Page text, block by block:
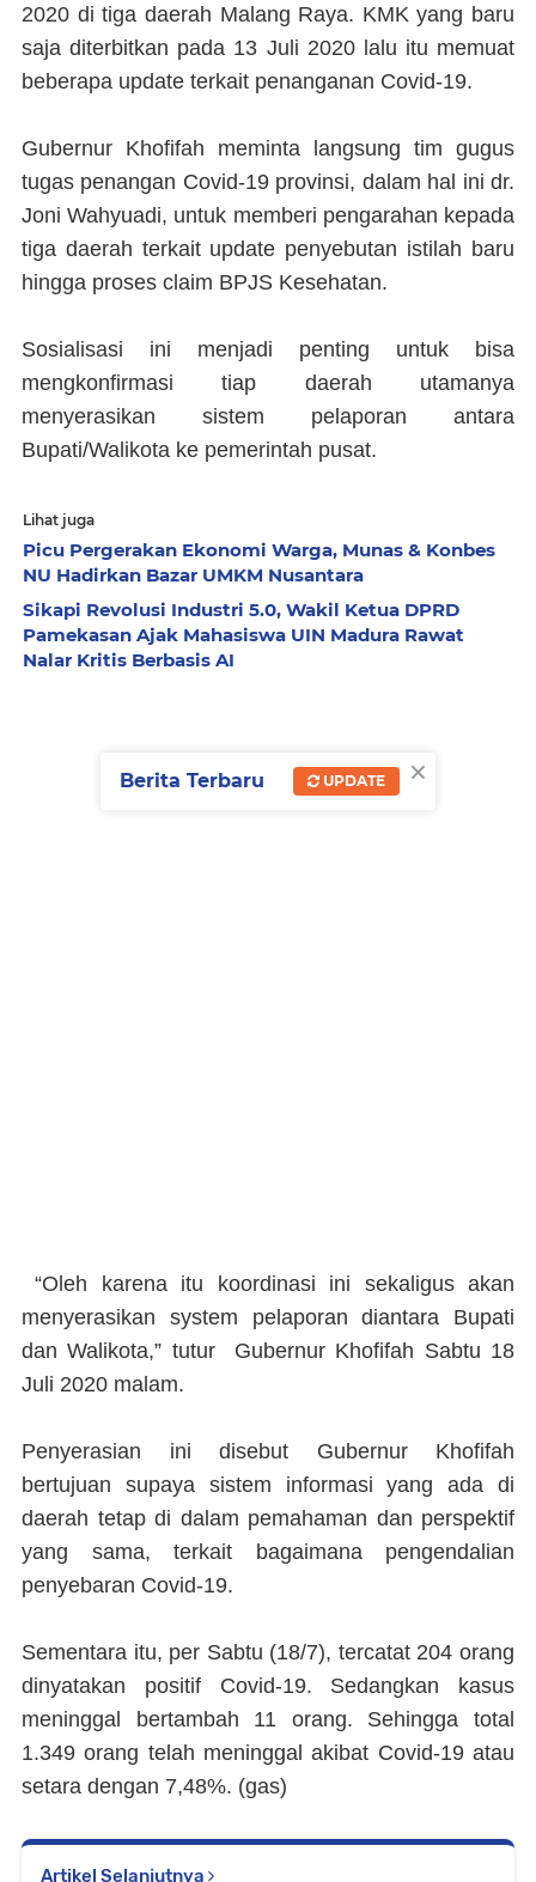
2020 di tiga daerah Malang Raya. KMK yang baru
saja diterbitkan pada 13 Juli 2020 lalu itu memuat
beberapa update terkait penanganan Covid-19.
Gubernur Khofifah meminta langsung tim gugus
tugas penangan Covid-19 provinsi, dalam hal ini dr.
Joni Wahyuadi, untuk memberi pengarahan kepada
tiga daerah terkait update penyebutan istilah baru
hingga proses claim BPJS Kesehatan.
Sosialisasi ini menjadi penting untuk bisa
mengkonfirmasi tiap daerah utamanya
menyerasikan sistem pelaporan antara
Bupati/Walikota ke pemerintah pusat.
Lihat juga
Picu Pergerakan Ekonomi Warga, Munas & Konbes
NU Hadirkan Bazar UMKM Nusantara
Sikapi Revolusi Industri 5.0, Wakil Ketua DPRD
Pamekasan Ajak Mahasiswa UIN Madura Rawat
Nalar Kritis Berbasis AI
“Oleh karena itu koordinasi ini sekaligus akan
menyerasikan system pelaporan diantara Bupati
dan Walikota,” tutur Gubernur Khofifah Sabtu 18
Juli 2020 malam.
Penyerasian ini disebut Gubernur Khofifah
bertujuan supaya sistem informasi yang ada di
daerah tetap di dalam pemahaman dan perspektif
yang sama, terkait bagaimana pengendalian
penyebaran Covid-19.
Sementara itu, per Sabtu (18/7), tercatat 204 orang
dinyatakan positif Covid-19. Sedangkan kasus
meninggal bertambah 11 orang. Sehingga total
1.349 orang telah meninggal akibat Covid-19 atau
setara dengan 7,48%. (gas)
Artikel Selanjutnya
×
Berita Terbaru UPDATE